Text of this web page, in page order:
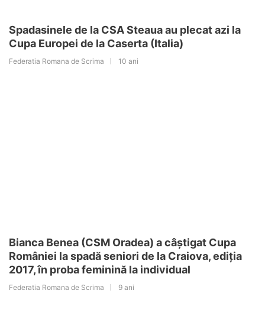
Spadasinele de la CSA Steaua au plecat azi la
Cupa Europei de la Caserta (Italia)
Federatia Romana de Scrima 10 ani
Bianca Benea (CSM Oradea) a câștigat Cupa
României la spadă seniori de la Craiova, ediția
2017, în proba feminină la individual
Federatia Romana de Scrima 9 ani